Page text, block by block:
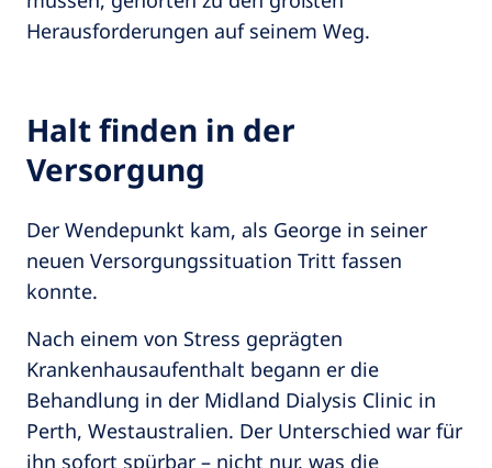
Herausforderungen auf seinem Weg.
Halt finden in der
Versorgung
Der Wendepunkt kam, als George in seiner
neuen Versorgungssituation Tritt fassen
konnte.
Nach einem von Stress geprägten
Krankenhausaufenthalt begann er die
Behandlung in der Midland Dialysis Clinic in
Perth, Westaustralien. Der Unterschied war für
ihn sofort spürbar – nicht nur, was die